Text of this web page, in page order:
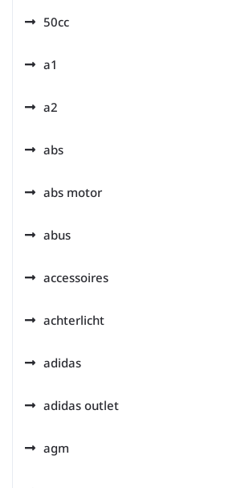
50cc
a1
a2
abs
abs motor
abus
accessoires
achterlicht
adidas
adidas outlet
agm